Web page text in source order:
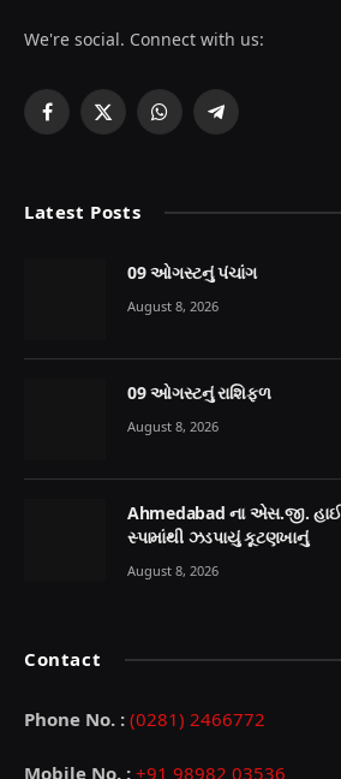
We're social. Connect with us:
Facebook
X
WhatsAppTelegram
Latest Posts
09 ઓગસ્ટનું પંચાંગ
August 8, 2026
09 ઓગસ્ટનું રાશિફળ
August 8, 2026
Ahmedabad ના એસ.જી.
સ્પામાંથી ઝડપાયું કૂટણખાનું
August 8, 2026
Contact
Phone No. : (0281) 2466772
Mobile No. : +91 98982 03536